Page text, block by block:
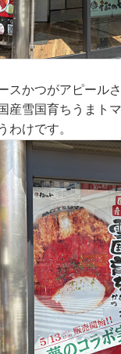
スかつがアピール
産雪国育ちうまト
わけです。